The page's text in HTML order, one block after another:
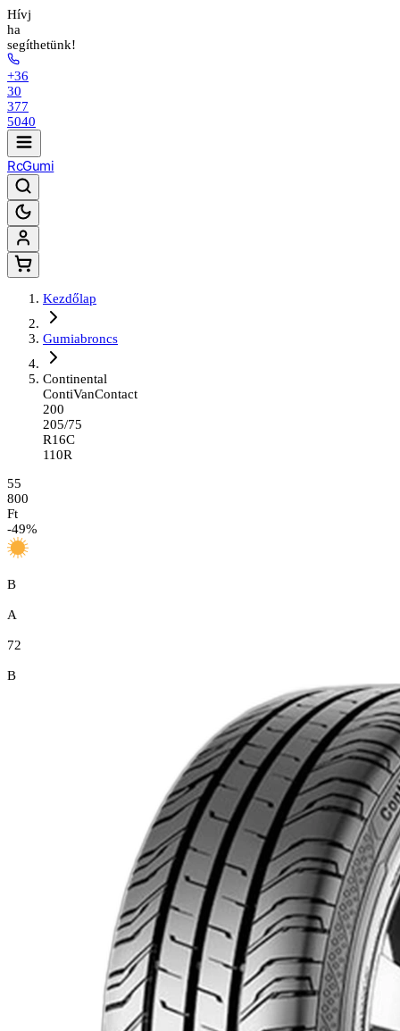
Hívj
ha
segíthetünk!
+36
30
377
5040
RcGumi
Kezdőlap
Gumiabroncs
Continental
ContiVanContact
200
205/75
R16C
110R
55
800
Ft
-49%
B
A
72
B